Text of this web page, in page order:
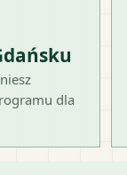
dla